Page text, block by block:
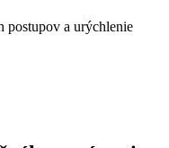
postupov a urýchlenie